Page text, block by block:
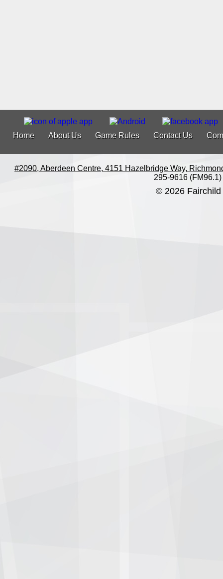
Home About Us Game Rules Contact Us
#2090, Aberdeen Centre, 4151 Hazelbridge Way,
295-9616 (FM96.1)
© 2026 Fairchild